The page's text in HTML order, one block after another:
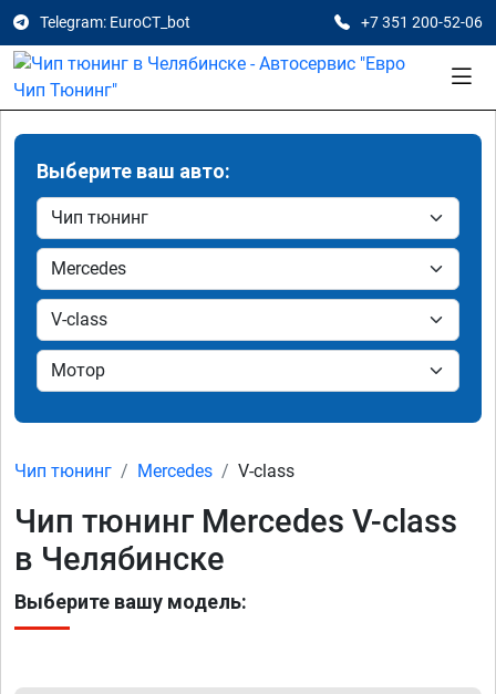
Telegram: EuroCT_bot +7 351 200-52-06
Выберите ваш авто:
Чип тюнинг Mercedes V-class
Чип тюнинг Mercedes V-class
в Челябинске
Выберите вашу модель: